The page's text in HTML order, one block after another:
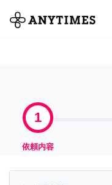
全て
1
依頼内容